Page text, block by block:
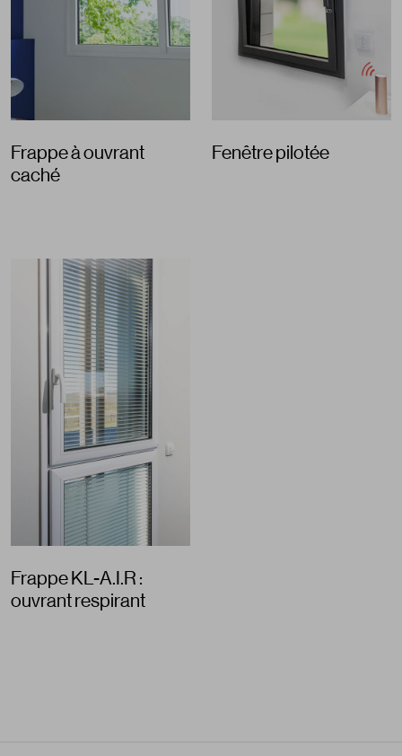
Frappe à ouvrant
caché
Fenêtre pilotée
Frappe KL-A.I.R :
ouvrant respirant